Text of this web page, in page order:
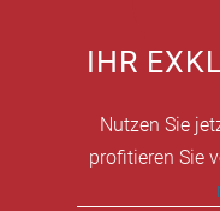
IHR
Nutzen Sie
profitieren Sie